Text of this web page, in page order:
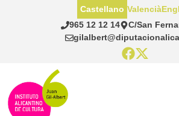
965 12 12 14
C/San
Castellano Valencià